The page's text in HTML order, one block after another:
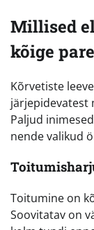
Millised
kõige
Kõrvetiste
järjepidevatest
Paljud
nende valikud
Toitumine on
Soovitatav on